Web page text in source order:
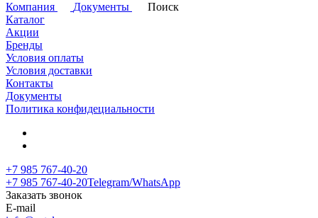
Компания
Документы
Поиск
Каталог
Акции
Бренды
Условия оплаты
Условия доставки
Контакты
Документы
Политика конфидециальности
+7 985 767-40-20
+7 985 767-40-20Telegram/WhatsApp
Заказать звонок
E-mail